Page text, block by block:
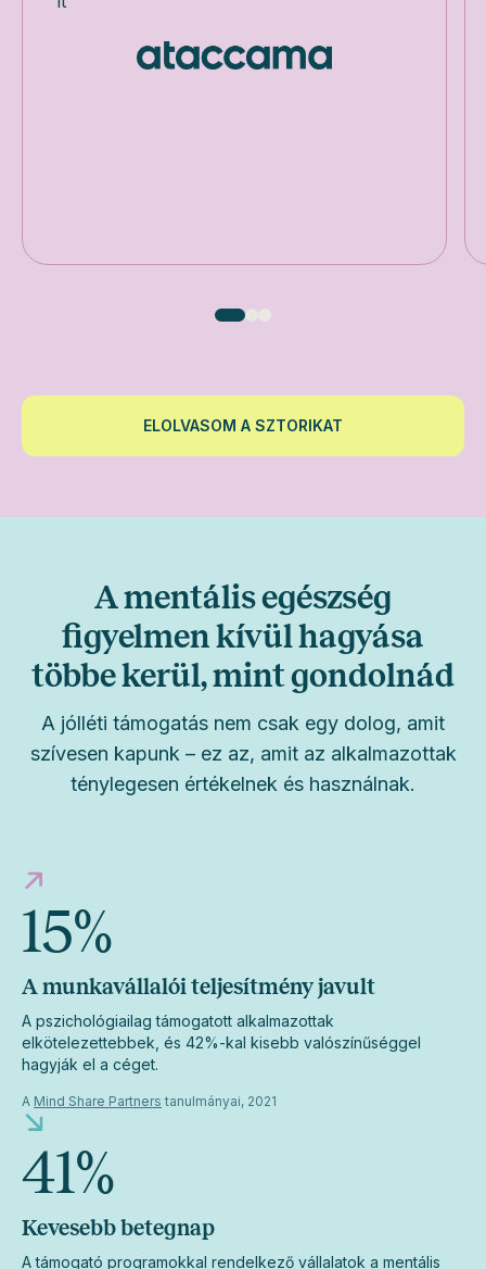
ELOLVASOM A SZTORIKAT
A mentális egészség
figyelmen kívül hagyása
többe kerül, mint gondolnád
A jólléti támogatás nem csak egy dolog, amit
szívesen kapunk – ez az, amit az alkalmazottak
ténylegesen értékelnek és használnak.
15%
A munkavállalói teljesítmény javult
A pszichológiailag támogatott alkalmazottak
elkötelezettebbek, és 42%-kal kisebb valószínűséggel
hagyják el a céget.
A Mind Share Partners tanulmányai, 2021
41%
Kevesebb betegnap
A támogató programokkal rendelkező vállalatok a mentális